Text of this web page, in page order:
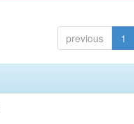
previous 1